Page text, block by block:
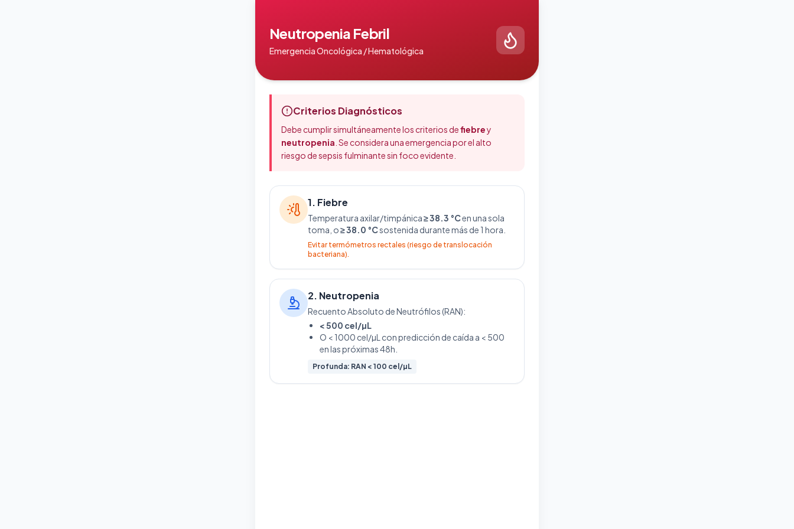
Neutropenia Febril
Emergencia Oncológica / Hematológica
Criterios Diagnósticos
Debe cumplir simultáneamente los criterios defiebrey
neutropenia . Se considera una emergencia por el alto
riesgo de sepsis fulminante sin foco evidente.
1. Fiebre
Temperatura axilar/timpánica≥ 38.3 °Cen una sola
toma, o≥ 38.0 °Csostenida durante más de 1 hora.
Evitar termómetros rectales (riesgo de translocación
bacteriana).
2. Neutropenia
Recuento Absoluto de Neutrófilos (RAN):
< 500 cel/µL
O < 1000 cel/µL con predicción de caída a < 500
en las próximas 48h.
Profunda: RAN < 100 cel/µL